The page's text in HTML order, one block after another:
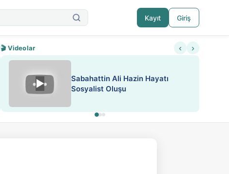
Kayıt Giriş
ESA 'da Sen de Paylaş
🎬 Videolar ‹ ›
▶
ATEŞ YAKMAK KONU ÖZET J.
LONDON